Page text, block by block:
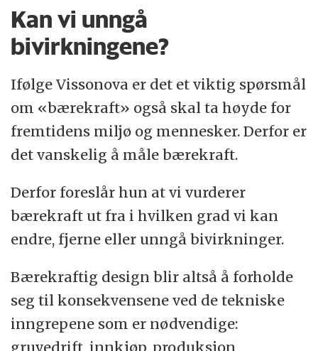
Kan vi unngå
bivirkningene?
Ifølge Vissonova er det et viktig spørsmål
om «bærekraft» også skal ta høyde for
fremtidens miljø og mennesker. Derfor er
det vanskelig å måle bærekraft.
Derfor foreslår hun at vi vurderer
bærekraft ut fra i hvilken grad vi kan
endre, fjerne eller unngå bivirkninger.
Bærekraftig design blir altså å forholde
seg til konsekvensene ved de tekniske
inngrepene som er nødvendige:
gruvedrift, innkjøp, produksjon,